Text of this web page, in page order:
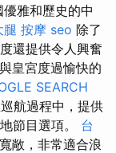
雅和歷史的中
腿 按摩 seo 除了
還提供令人興奮
皇宮度過愉快的
SEARCH
航過程中，提供
節目選項。 台
敞，非常適合浪